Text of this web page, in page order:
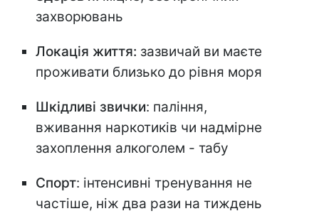
захворювань
Локація життя: зазвичай ви маєте
проживати близько до рівня моря
Шкідливі звички: паління,
вживання наркотиків чи надмірне
захоплення алкоголем - табу
Спорт: інтенсивні тренування не
частіше, ніж два рази на тиждень